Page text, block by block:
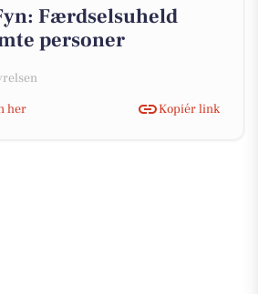
Færdselsuheld
personer
her
Kopiér link